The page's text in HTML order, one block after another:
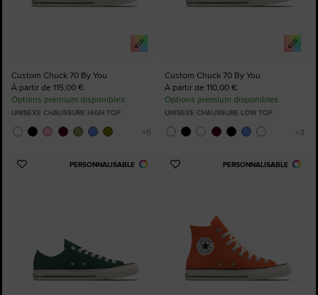
Custom Chuck 70 By You
À partir de 115,00 €
Options premium disponibles
UNISEXE CHAUSSURE HIGH TOP
Custom Chuck 70 By You
À partir de 110,00 €
Options premium disponibles
UNISEXE CHAUSSURE LOW TOP
PERSONNALISABLE
Ajouter
PERSONNALISABLE
Ajouter